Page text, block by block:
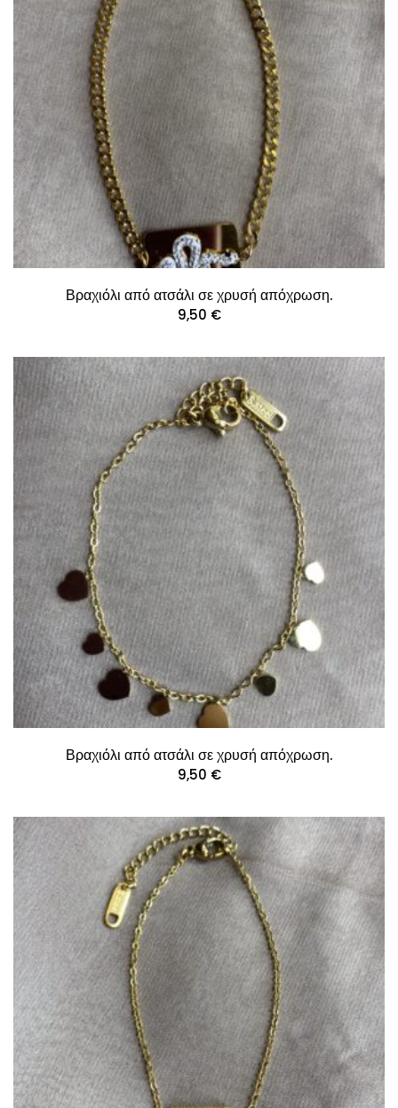
Βραχιόλι από ατσάλι σε χρυσή απόχρωση.
9,50 €
Βραχιόλι από ατσάλι σε χρυσή απόχρωση.
9,50 €